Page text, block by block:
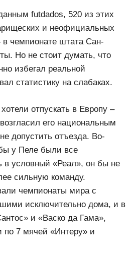
futdados, 520 из этих
и неофициальных
чемпионате штата Сан-
Но не стоит думать, что
избегал реальной
статистику на слабаках.
отпускать в Европу –
его национальным
допустить отъезда. Во-
у Пеле были все
в условный «Реал», он бы не
сильную команду.
чемпионаты мира с
исключительно дома, и в
и «Васко да Гама»,
по 7 мячей «Интеру» и